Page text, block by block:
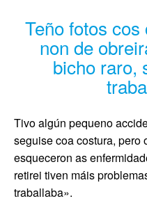
Teño fotos
non de
bicho raro,
Tivo algún pequeno
seguise coa costura, pero
esqueceron as
retirei tiven máis
traballaba».